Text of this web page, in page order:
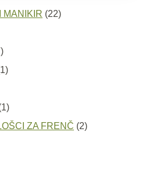
MANIKIR 2222
7
proizvoda
11
11
proizvodZA FRENČ 22